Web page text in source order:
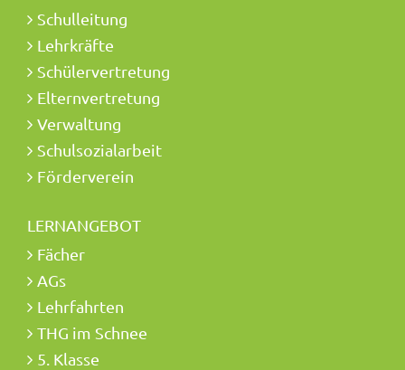
Schulleitung
Lehrkräfte
Schülervertretung
Elternvertretung
Verwaltung
Schulsozialarbeit
Förderverein
LERNANGEBOT
Fächer
AGs
Lehrfahrten
THG im Schnee
5. Klasse